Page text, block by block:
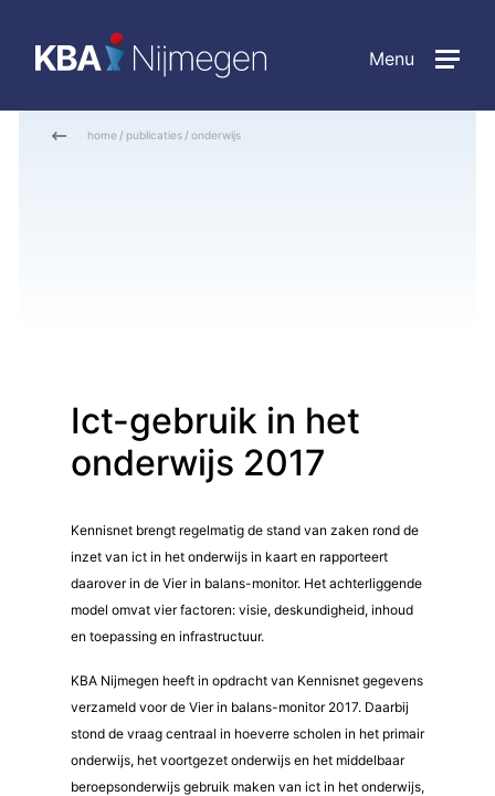
Menu
home / publicaties /onderwijs
Ict-gebruik in het
onderwijs 2017
Kennisnet brengt regelmatig de stand van zaken rond de
inzet van ict in het onderwijs in kaart en rapporteert
daarover in de Vier in balans-monitor. Het achterliggende
model omvat vier factoren: visie, deskundigheid, inhoud
en toepassing en infrastructuur.
KBA Nijmegen heeft in opdracht van Kennisnet gegevens
verzameld voor de Vier in balans-monitor 2017. Daarbij
stond de vraag centraal in hoeverre scholen in het primair
onderwijs, het voortgezet onderwijs en het middelbaar
beroepsonderwijs gebruik maken van ict in het onderwijs,